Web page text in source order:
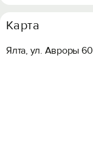
Карта
Ялта, ул. Авроры 60